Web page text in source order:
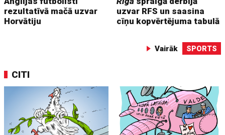
rezultatīvā mačā uzvar
Horvātiju
uzvar RFS un saasina
cīņu kopvērtējuma tabulā
Vairāk SPORTS
CITI